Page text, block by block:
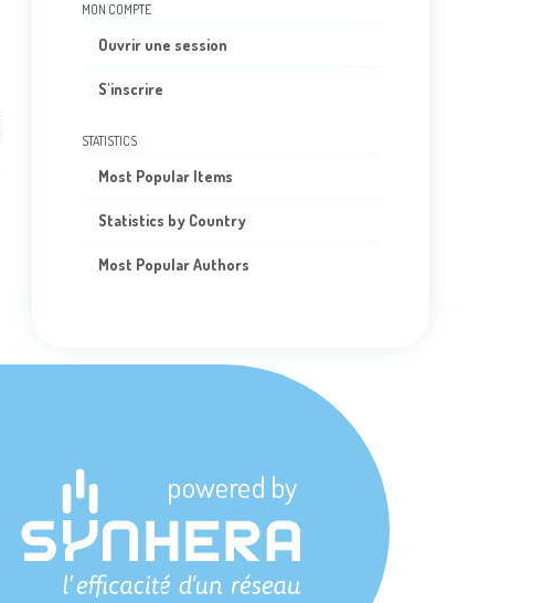
MON COMPTE
Ouvrir une session
S'inscrire
STATISTICS
Most Popular Items
Statistics by Country
Most Popular Authors